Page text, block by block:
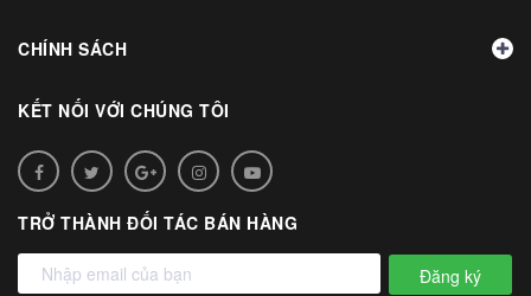
CHÍNH SÁCH
KẾT NỐI VỚI CHÚNG TÔI
TRỞ THÀNH ĐỐI TÁC BÁN HÀNG
Đăng ký